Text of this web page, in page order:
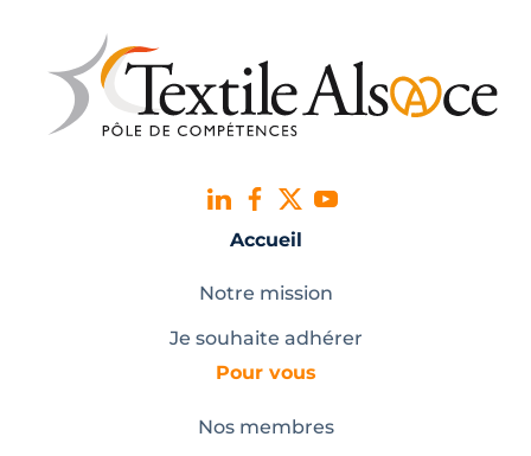
Accueil
Notre mission
Je souhaite adhérer
Pour vous
Nos membres